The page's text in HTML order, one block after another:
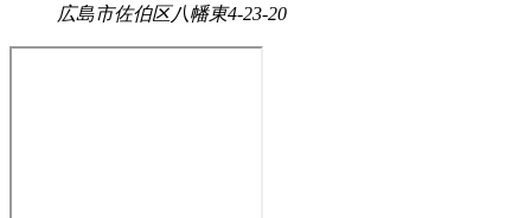
広島市佐伯区八幡東4-23-20